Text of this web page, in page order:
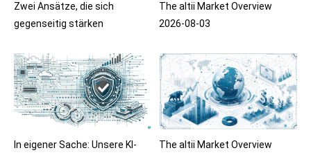
Zwei Ansätze, die sich
gegenseitig stärken
The altii Market Overview
2026-08-03
In eigener Sache: Unsere KI-
The altii Market Overview